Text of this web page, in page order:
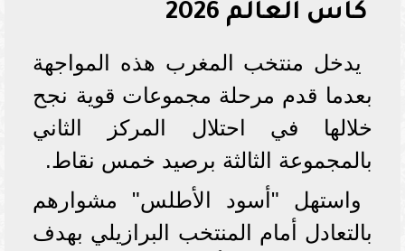
كأس العالم 2026
يدخل منتخب المغرب هذه المواجهة
بعدما قدم مرحلة مجموعات قوية نجح
خلالها في احتلال المركز الثاني
بالمجموعة الثالثة برصيد خمس نقاط.
واستهل "أسود الأطلس" مشوارهم
بالتعادل أمام المنتخب البرازيلي بهدف